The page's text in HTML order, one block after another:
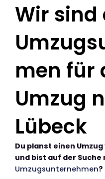
Wir sind
men für
Umzug
Lübeck
Du planst einen
und bist auf der Suche
Umzugsunternehmen?